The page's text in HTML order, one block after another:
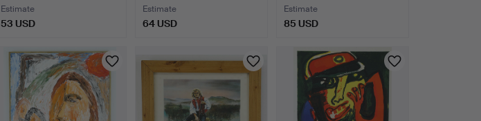
Estimate
53 USD
Estimate
64 USD
Estimate
85 USD